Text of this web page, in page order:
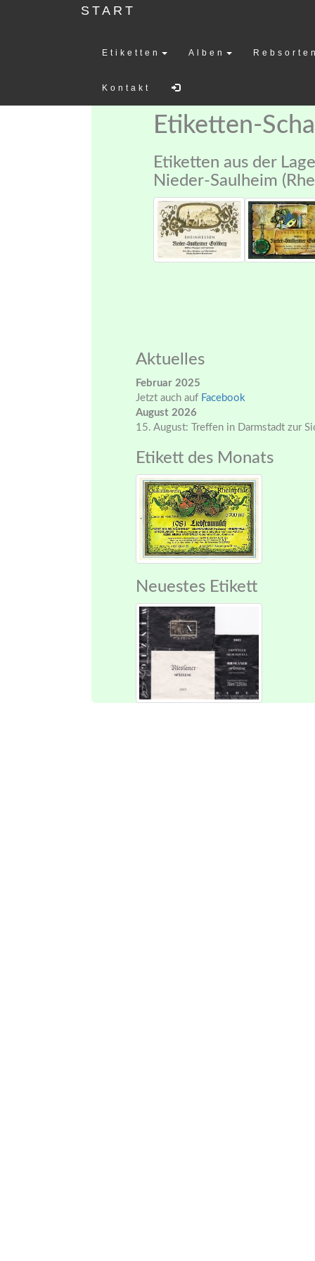
START
Etiketten Alben
Kontakt
Etiketten-
Etiketten aus der
Nieder-Saulheim
Aktuelles
Februar 2025
Jetzt auch auf Facebook
August 2026
15. August: Treffen in Darmstadt zur
Etikett des Monats
Neuestes Etikett